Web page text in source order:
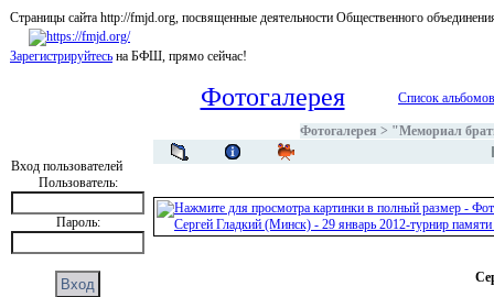
Страницы сайта http://fmjd.org, посвященные деятельности Общественного
Зарегистрируйтесь на БФШ, прямо сейчас!
Вход пользователей
Пользователь:
Пароль:
Фотогалерея Список альбомов
Фотогалерея > "Мемориал